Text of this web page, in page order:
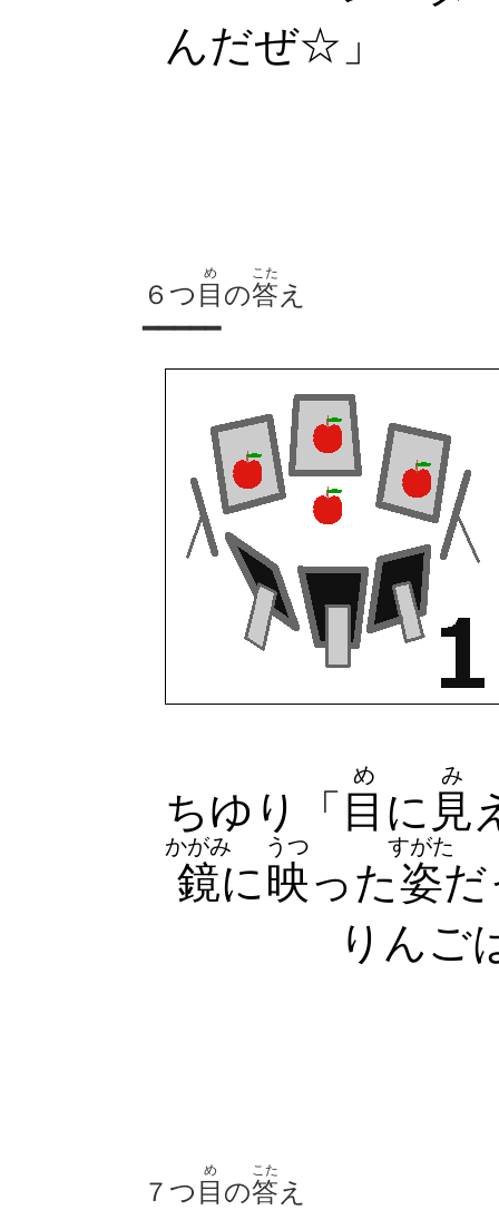
んだぜ☆」
６つ 目
め
の答
こた
え
━━━━━
ちゆり「 目
め
に 見
み
鏡
かがみ
に映
うつ
った姿
すがた
りんごは１
７つ 目
め
の答
こた
え